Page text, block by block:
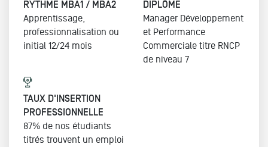
RYTHME MBA1 / MBA2
Apprentissage,
professionnalisation ou
initial 12/24 mois
DIPLÔME
Manager Développement
et Performance
Commerciale titre RNCP
de niveau 7
TAUX D'INSERTION
PROFESSIONNELLE
87% de nos étudiants
titrés trouvent un emploi